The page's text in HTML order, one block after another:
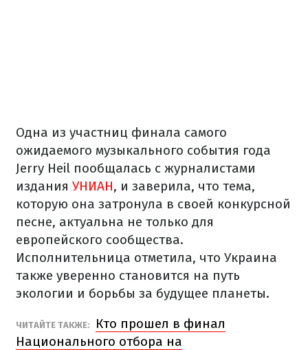
Одна из участниц финала самого
ожидаемого музыкального события года
Jerry Heil пообщалась с журналистами
издания УНИАН, и заверила, что тема,
которую она затронула в своей конкурсной
песне, актуальна не только для
европейского сообщества.
Исполнительница отметила, что Украина
также уверенно становится на путь
экологии и борьбы за будущее планеты.
ЧИТАЙТЕ ТАКЖЕ:
Кто прошел в финал
Национального отбора на